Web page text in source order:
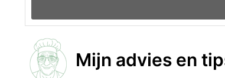
Mijn advies en